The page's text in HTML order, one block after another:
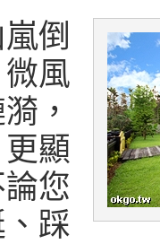
倒
風
，
顯
您
踩